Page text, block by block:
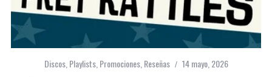
Discos, Playlists, Promociones, Reseñas 14 mayo, 2026